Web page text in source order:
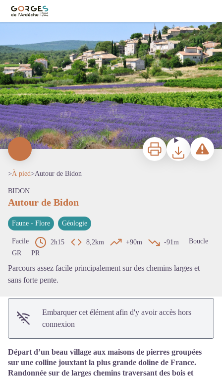
ImprimerTéléchargerSignaler
>À pied>Autour de Bidon
BIDON
Autour de Bidon
Faune - Flore Géologie
Facile 2h15 8,2km +90m -91m
Boucle
GR
PR
Parcours assez facile principalement sur des chemins larges et
sans forte pente.
Embarquer cet élément afin d'y avoir accès hors
connexion
Départ d’un beau village aux maisons de pierres groupées
sur une colline jouxtant la plus grande doline de France.
Randonnée sur de larges chemins traversant des bois et